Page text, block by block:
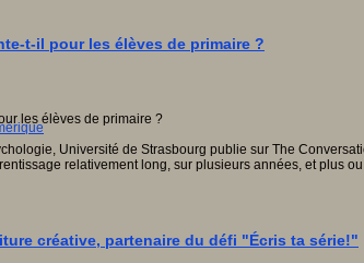
t-il pour les élèves de primaire ?
Université de Strasbourg publie sur The
relativement long, sur plusieurs années, et plus
créative, partenaire du défi "Écris ta série!"